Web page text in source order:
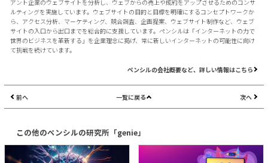
アント企業のウェブサイトを分析し、ウェブからの売上や成約をアップさせるためのコンサ
ルティングを実施しています。ウェブサイトの目的と目標を明確にするコンセプトワークか
ら、アクセス分析、マーケティング、競合調査、企画提案、ウェブサイト制作など、ウェブ
サイトの入口から出口までを総合的に支援しています。ペンシルは「インターネットの力で
世界のビジネスを革新する」を企業理念に掲げ、常に新しいインターネットの可能性に向け
て挑戦を続けています。
ペンシルの会社概要など、詳しい情報はこちら
前へ 一覧に戻る 次へ
この他のペンシルの研究所「genie」